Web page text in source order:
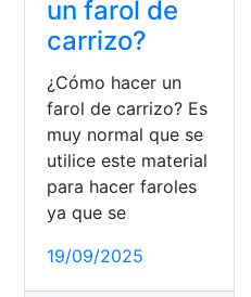
un farol de
carrizo?
¿Cómo hacer un
farol de carrizo? Es
muy normal que se
utilice este material
para hacer faroles
ya que se
19/09/2025